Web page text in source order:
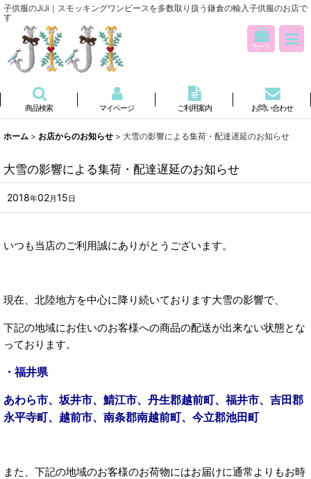
子供服のJiJi｜スモッキングワンピースを多数取り扱う鎌倉の輸入子供服のお店で
す
カート
商品検索 マイページ ご利用案内 お問い合わせ
ホーム > お店からのお知らせ > 大雪の影響による集荷・配達遅延のお知らせ
大雪の影響による集荷・配達遅延のお知らせ
2018年02月15日
いつも当店のご利用誠にありがとうございます。
現在、北陸地方を中心に降り続いております大雪の影響で、
下記の地域にお住いのお客様への商品の配送が出来ない状態とな
っております。
・福井県
あわら市、坂井市、鯖江市、丹生郡越前町、福井市、吉田郡
永平寺町、越前市、南条郡南越前町、今立郡池田町
また、下記の地域のお客様のお荷物にはお届けに通常よりもお時